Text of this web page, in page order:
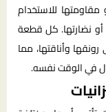
للاستخدام
نضارتها. كل قطعة
وأناقتها، مما
في الوقت نفسه.